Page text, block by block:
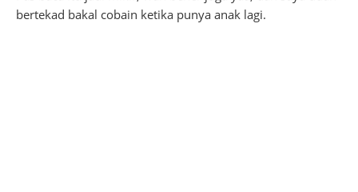
bertekad bakal cobain ketika punya anak lagi.